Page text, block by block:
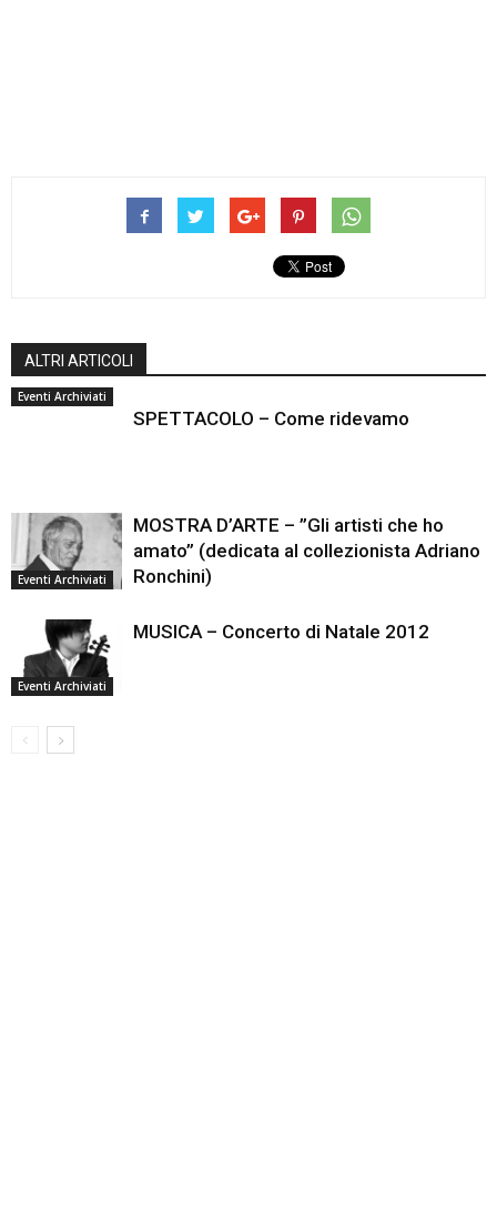
ALTRI ARTICOLI
Eventi Archiviati
SPETTACOLO – Come ridevamo
Eventi Archiviati
MOSTRA D’ARTE – ”Gli artisti che ho
amato” (dedicata al collezionista Adriano
Ronchini)
Eventi Archiviati
MUSICA – Concerto di Natale 2012